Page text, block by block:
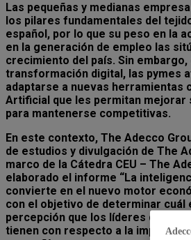
Las pequeñas y medianas
los pilares fundamentales del
español, por lo que su peso en la
en la generación de empleo las
crecimiento del país. Sin embargo,
transformación digital, las pymes
adaptarse a nuevas herramientas
Artificial que les permitan mejorar
para mantenerse competitivas.
En este contexto, The Adecco
de estudios y divulgación de The
marco de la Cátedra CEU – The
elaborado el informe “La
convierte en el nuevo motor
con el objetivo de determinar cuál
percepción que los líderes de las
tienen con respecto a la